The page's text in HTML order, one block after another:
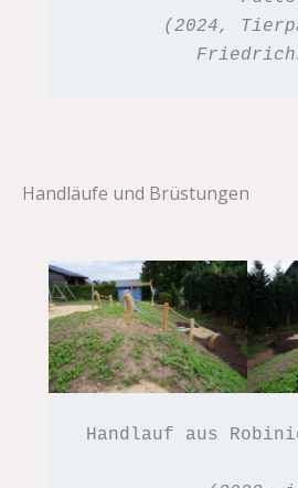
(2024,
Handläufe und Brüstungen
Handlauf aus